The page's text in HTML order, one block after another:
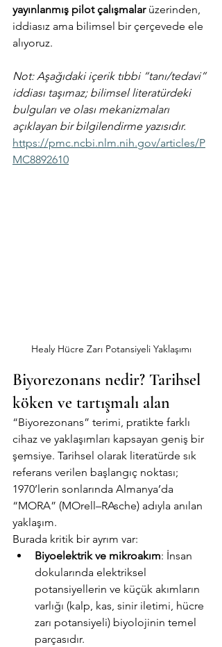
yayınlanmış pilot çalışmalar üzerinden,
iddiasız ama bilimsel bir çerçevede ele
alıyoruz.
Not: Aşağıdaki içerik tıbbi “tanı/tedavi”
iddiası taşımaz; bilimsel literatürdeki
bulguları ve olası mekanizmaları
açıklayan bir bilgilendirme yazısıdır.
https://pmc.ncbi.nlm.nih.gov/articles/P
MC8892610
Healy Hücre Zarı Potansiyeli Yaklaşımı
Biyorezonans nedir? Tarihsel
köken ve tartışmalı alan
“Biyorezonans” terimi, pratikte farklı
cihaz ve yaklaşımları kapsayan geniş bir
şemsiye. Tarihsel olarak literatürde sık
referans verilen başlangıç noktası;
1970’lerin sonlarında Almanya’da
“MORA” (MOrell–RAsche) adıyla anılan
yaklaşım.
Burada kritik bir ayrım var:
Biyoelektrik ve mikroakım: İnsan
dokularında elektriksel
potansiyellerin ve küçük akımların
varlığı (kalp, kas, sinir iletimi, hücre
zarı potansiyeli) biyolojinin temel
parçasıdır.